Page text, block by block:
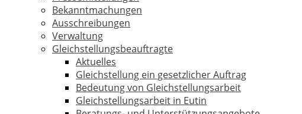
Bekanntmachungen
Ausschreibungen
Verwaltung
Gleichstellungsbeauftragte
Aktuelles
Gleichstellung ein gesetzlicher Auftrag
Bedeutung von Gleichstellungsarbeit
Gleichstellungsarbeit in Eutin